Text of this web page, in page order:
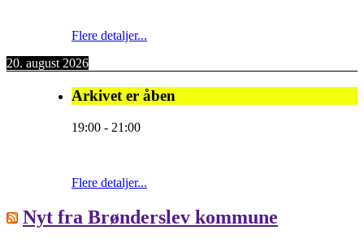
Flere detaljer...
20. august 2026
Arkivet er åben
19:00 - 21:00
Flere detaljer...
Nyt fra Brønderslev kommune